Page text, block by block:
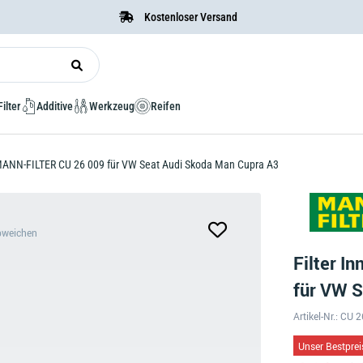
Kostenloser Versand
Additive Werkzeug Reifen
FILTER CU 26 009 für VW Seat Audi Skoda Man Cupra A3
Filter
für VW
Artikel-Nr.: CU
Unser